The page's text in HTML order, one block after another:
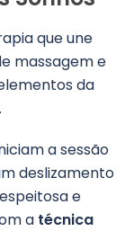
que une
massagem e
da
.
a sessão
deslizamento
e
a técnica